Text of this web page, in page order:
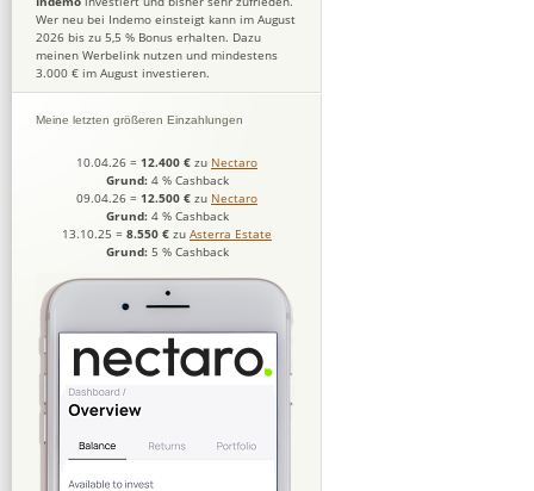
Wer neu bei Indemo einsteigt kann im August
2026 bis zu 5,5 % Bonus erhalten. Dazu
meinen Werbelink nutzen und mindestens
3.000 € im August investieren.
Meine letzten größeren Einzahlungen
10.04.26 = 12.400 € zu Nectaro
Grund: 4 % Cashback
09.04.26 = 12.500 € zu Nectaro
Grund: 4 % Cashback
13.10.25 = 8.550 € zu Asterra Estate
Grund: 5 % Cashback